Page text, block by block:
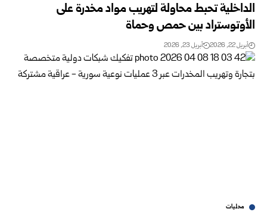
الداخلية تحبط محاولة لتهريب مواد مخدرة على
الأوتوستراد بين حمص وحماة
أبريل 22, 2026 أبريل 23, 2026
محليات